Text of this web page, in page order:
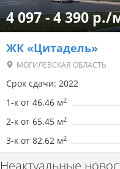
4 097 - 4 390 р./
ЖК «Цитадель»
МОГИЛЕВСКАЯ ОБЛАСТЬ
Срок сдачи: 2022
1-к от 46.46 м2
2-к от 65.45 м2
3-к от 82.62 м2
Неактуальные